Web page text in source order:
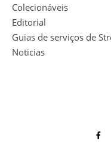
Colecionáveis
Editorial
Guias de serviços de
Noticias